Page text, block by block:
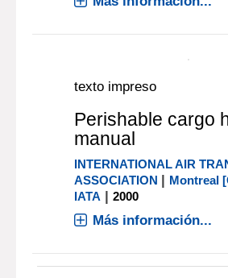
In 1988 we published
shipping containers: an
approach, wich has been
received by the industry.
that volume we realized
practical and useful
not be included. To make
Más información...
texto impreso